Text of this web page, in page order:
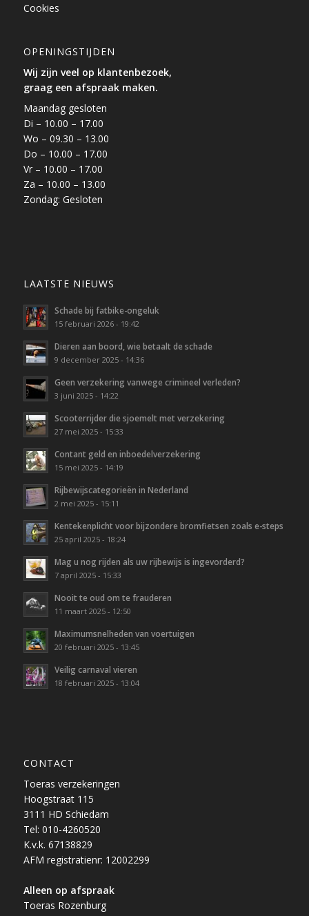
Cookies
OPENINGSTIJDEN
Wij zijn veel op klantenbezoek,
graag een afspraak maken.
Maandag gesloten
Di – 10.00 – 17.00
Wo – 09.30 – 13.00
Do – 10.00 – 17.00
Vr – 10.00 – 17.00
Za – 10.00 – 13.00
Zondag: Gesloten
LAATSTE NIEUWS
Schade bij fatbike-ongeluk
15 februari 2026 - 19:42
Dieren aan boord, wie betaalt de schade
9 december 2025 - 14:36
Geen verzekering vanwege crimineel verleden?
3 juni 2025 - 14:22
Scooterrijder die sjoemelt met verzekering
27 mei 2025 - 15:33
Contant geld en inboedelverzekering
15 mei 2025 - 14:19
Rijbewijscategorieën in Nederland
2 mei 2025 - 15:11
Kentekenplicht voor bijzondere bromfietsen zoals e-steps
25 april 2025 - 18:24
Mag u nog rijden als uw rijbewijs is ingevorderd?
7 april 2025 - 15:33
Nooit te oud om te frauderen
11 maart 2025 - 12:50
Maximumsnelheden van voertuigen
20 februari 2025 - 13:45
Veilig carnaval vieren
18 februari 2025 - 13:04
CONTACT
Toeras verzekeringen
Hoogstraat 115
3111 HD Schiedam
Tel: 010-4260520
K.v.k. 67138829
AFM registratienr: 12002299
Alleen op afspraak
Toeras Rozenburg